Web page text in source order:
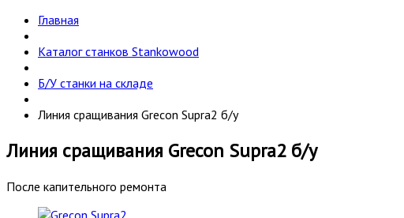
Главная
Каталог станков Stankowood
Б/У станки на складе
Линия сращивания Grecon Supra2 б/у
Линия сращивания Grecon Supra2 б/у
После капительного ремонта